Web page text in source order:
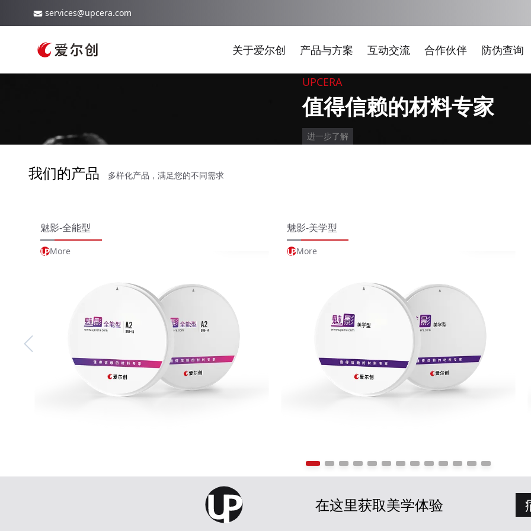
services@upcera.com
关于爱尔创 产品与方案 互动交流 合作伙伴 防伪查询
UPCERA
值得信赖的材料专家
进一步了解
我们的产品 多样化产品，满足您的不同需求
魅影-全能型
More
魅影-美学型
More
在这里获取美学体验